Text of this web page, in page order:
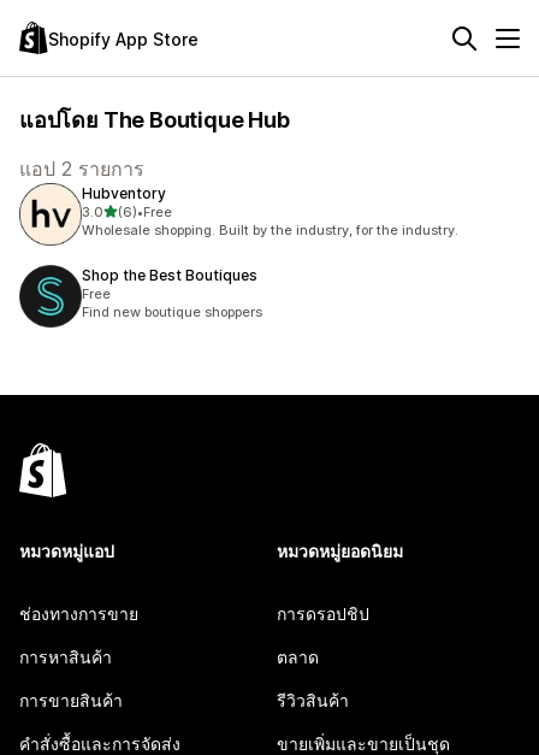
Shopify App Store
แอปโดย The Boutique Hub
แอป 2 รายการ
Hubventory
3.0เต็ม 5 ดาว
(6)
ทั้งหมด 6 รีวิว
•Free
Wholesale shopping. Built by the industry, for the industry.
Shop the Best Boutiques
Free
Find new boutique shoppers
หมวดหมู่แอป
ช่องทางการขาย
การหาสินค้า
การขายสินค้า
คำสั่งซื้อและการจัดส่ง
หมวดหมู่ยอดนิยม
การดรอปชิป
ตลาด
รีวิวสินค้า
ขายเพิ่มและขายเป็นชุด